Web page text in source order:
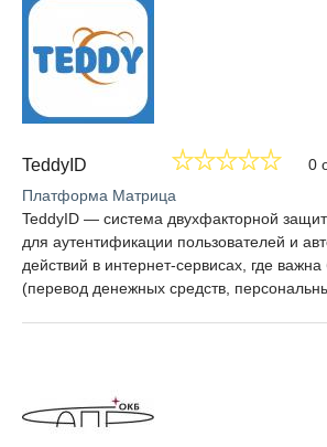
TeddyID
0
Платформа Матрица
TeddyID — система двухфакторной
для аутентификации пользователей и
действий в интернет-сервисах, где важна
(перевод денежных средств,